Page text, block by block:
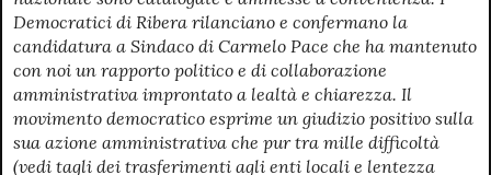
Democratici di Ribera rilanciano e confermano la
candidatura a Sindaco di Carmelo Pace che ha mantenuto
con noi un rapporto politico e di collaborazione
amministrativa improntato a lealtà e chiarezza. Il
movimento democratico esprime un giudizio positivo sulla
sua azione amministrativa che pur tra mille difficoltà
(vedi tagli dei trasferimenti agli enti locali e lentezza